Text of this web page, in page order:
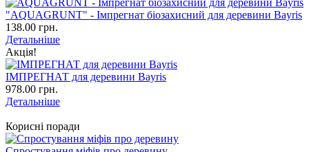
"AQUAGRUNT" - Імпрегнат біозахисний для деревини Bayris
138.00 грн.
Детальніше
Акція!
ІМПРЕГНАТ для деревини Bayris
978.00 грн.
Детальніше
Корисні поради